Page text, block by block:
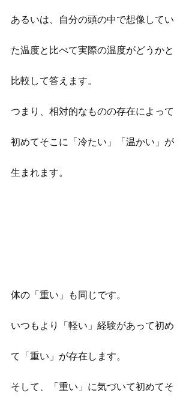
あるいは、自分の頭の中で想像してい
た温度と比べて実際の温度がどうかと
比較して答えます。
つまり、相対的なものの存在によって
初めてそこに「冷たい」「温かい」が
生まれます。
体の「重い」も同じです。
いつもより「軽い」経験があって初め
て「重い」が存在します。
そして、「重い」に気づいて初めてそ